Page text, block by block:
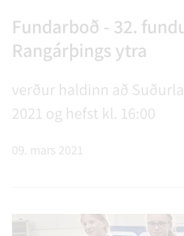
Fundarboð - 32.
Rangárþings ytra
verður haldinn að
2021 og hefst kl. 16:00
09. mars 2021